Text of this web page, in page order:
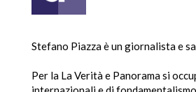
Stefano Piazza è un giornalista e
Per la La Verità e Panorama si